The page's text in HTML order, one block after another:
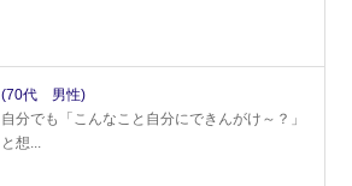
(70代 男性)
自分でも「こんなこと自分にできんがけ～？」
と想...